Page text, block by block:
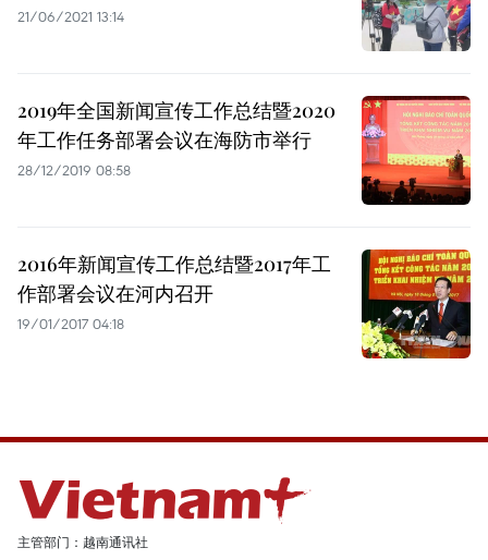
21/06/2021 13:14
2019年全国新闻宣传工作总结暨2020
年工作任务部署会议在海防市举行
28/12/2019 08:58
2016年新闻宣传工作总结暨2017年工
作部署会议在河内召开
19/01/2017 04:18
主管部门：越南通讯社